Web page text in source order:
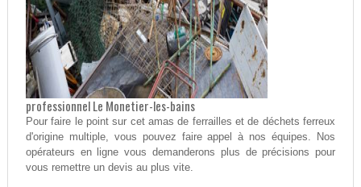
professionnel Le Monetier-les-bains
Pour faire le point sur cet amas de ferrailles et de déchets ferreux
d'origine multiple, vous pouvez faire appel à nos équipes. Nos
opérateurs en ligne vous demanderons plus de précisions pour
vous remettre un devis au plus vite.